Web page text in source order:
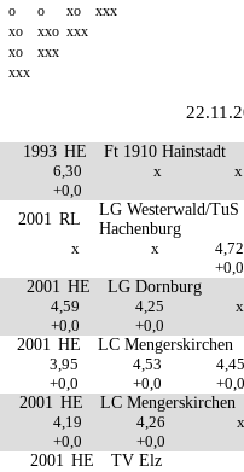
o o xo
xxx
xo xxo xxx
xo
xxx
xxx
1993 HE
Ft 1910 Hainstadt
6,30 x
x
+0,0
2001 RL
LG Westerwald/TuS
Hachenburg
x x
4,72
+0,0
2001 HE
LG Dornburg
4,59 4,25
x
+0,0
+0,0
2001 HE
LC Mengerskirchen
3,95 4,53
4,45
+0,0 +0,0
+0,0
2001 HE
LC Mengerskirchen
4,19 4,26
x
+0,0
+0,0
2001 HE
TV Elz